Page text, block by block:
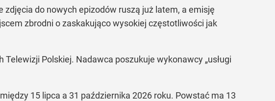
do nowych epizodów ruszą już latem, a emisję
zbrodni o zaskakująco wysokiej częstotliwości jak
Polskiej. Nadawca poszukuje wykonawcy „usługi
15 lipca a 31 października 2026 roku. Powstać ma 13